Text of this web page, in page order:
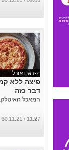
פנאי ואוכל
פיצה ללא
דבר כזה
המאכל
11:27 / 30.11.21